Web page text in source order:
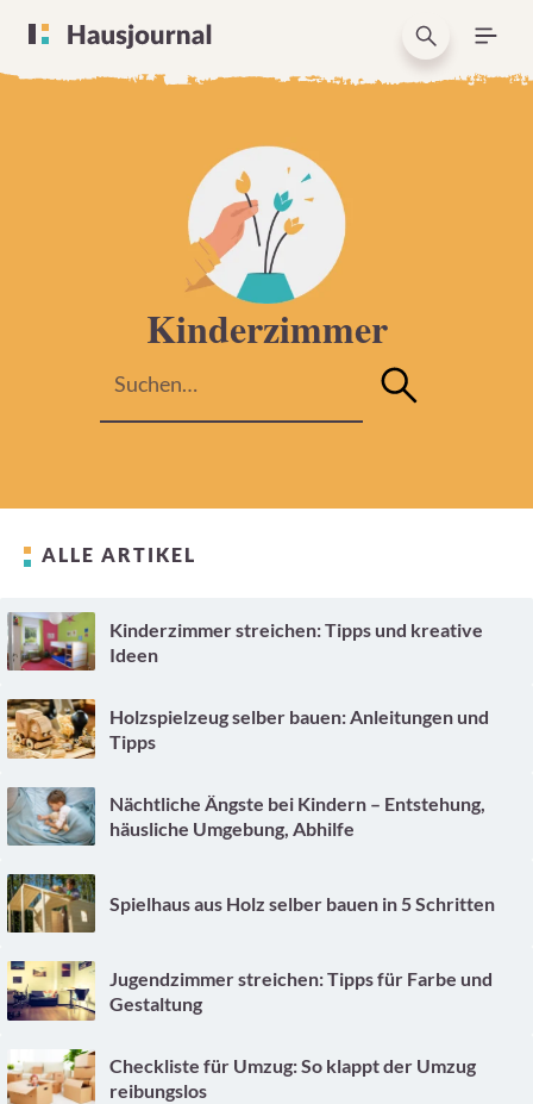
Kinderzimmer
ALLE ARTIKEL
Kinderzimmer streichen: Tipps und kreative
Ideen
Holzspielzeug selber bauen: Anleitungen und
Tipps
Nächtliche Ängste bei Kindern – Entstehung,
häusliche Umgebung, Abhilfe
Spielhaus aus Holz selber bauen in 5 Schritten
Jugendzimmer streichen: Tipps für Farbe und
Gestaltung
Checkliste für Umzug: So klappt der Umzug
reibungslos